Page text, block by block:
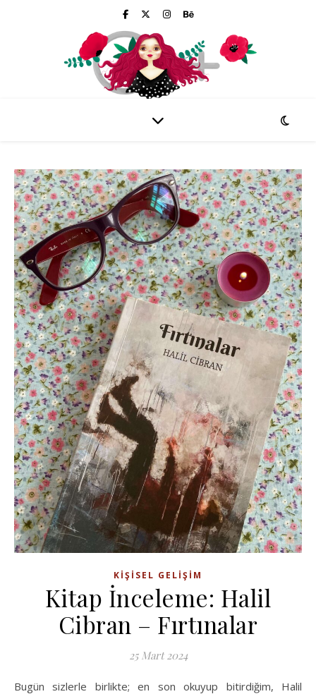
KIŞISEL GELIŞIM
Kitap İnceleme: Halil
Cibran – Fırtınalar
25 Mart 2024
Bugün sizlerle birlikte; en son okuyup bitirdiğim, Halil